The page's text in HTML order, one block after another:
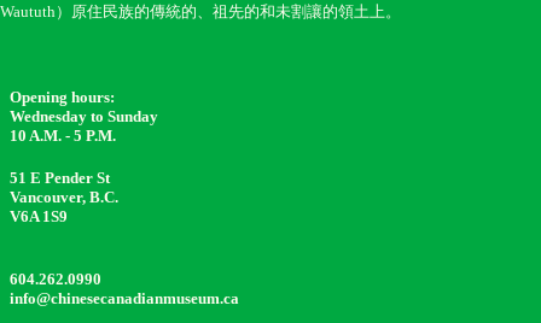
Waututh）原住民族的傳統的、祖先的和未割讓的領土上。
Opening hours:
Wednesday to Sunday
10 A.M. - 5 P.M.
51 E Pender St
Vancouver, B.C.
V6A 1S9
604.262.0990
info@chinesecanadianmuseum.ca